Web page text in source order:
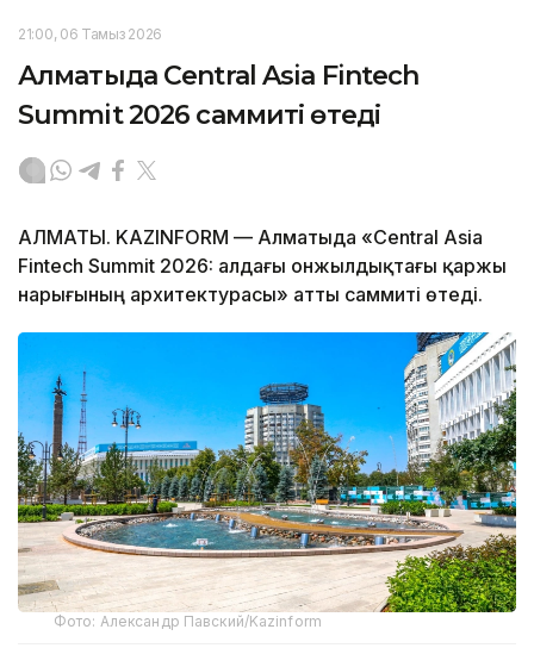
21:00, 06 Тамыз 2026
Алматыда Central Asia Fintech
Summit 2026 саммиті өтеді
АЛМАТЫ. KAZINFORM — Алматыда «Central Asia
Fintech Summit 2026: алдағы онжылдықтағы қаржы
нарығының архитектурасы» атты саммиті өтеді.
Фото: Александр Павский/Kazinform